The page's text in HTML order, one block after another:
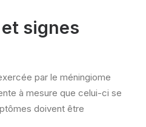
signes
par le méningiome
à mesure que celui-ci se
doivent être